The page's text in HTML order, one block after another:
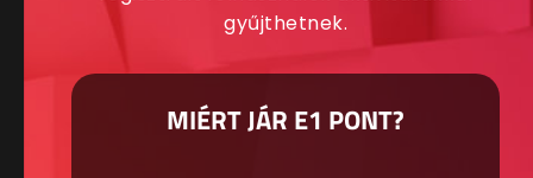
gyűjthetnek.
MIÉRT JÁR E1 PONT?